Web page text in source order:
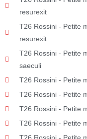
resurexit
T26 Rossini - Petite
resurexit
T26 Rossini - Petite
saeculi
T26 Rossini - Petite
T26 Rossini - Petite
T26 Rossini - Petite
T26 Rossini - Petite